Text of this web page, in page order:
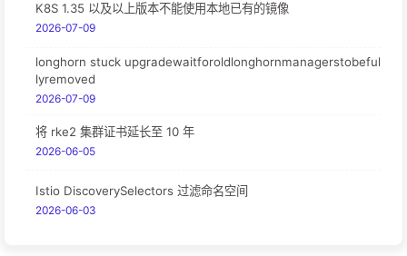
K8S 1.35 以及以上版本不能使用本地已有的镜像
2026-07-09
longhorn stuck upgradewaitforoldlonghornmanagerstobeful
lyremoved
2026-07-09
将 rke2 集群证书延长至 10 年
2026-06-05
Istio DiscoverySelectors 过滤命名空间
2026-06-03